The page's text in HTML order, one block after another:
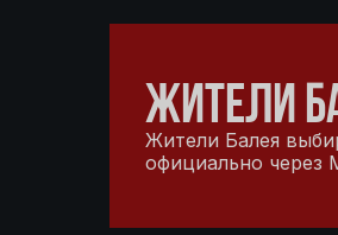
ЖИТЕЛИ
Жители Балея
официально через